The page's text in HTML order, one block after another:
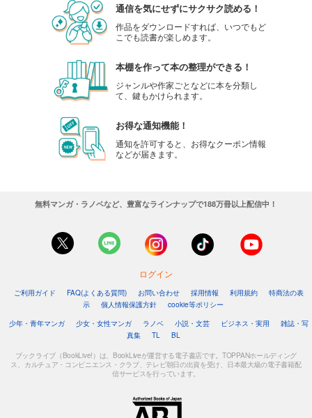
通信を気にせずにサクサク読める！
作品をダウンロードすれば、いつでもど
こでも読書が楽しめます。
本棚を作って本の整理ができる！
ジャンルや作家ごとなどに本を分類し
て、鍵もかけられます。
お得な通知機能！
通知を許可すると、お得なクーポン情報
などが届きます。
無料マンガ・ラノベなど、豊富なラインナップで188万冊以上配信中！
ログイン
ご利用ガイド FAQ(よくある質問) お問い合わせ 採用情報 利用規約
特商法の表
示
個人情報保護方針
cookie等ポリシー
少年・青年マンガ
少女・女性マンガ ラノベ 小説・文芸 ビジネス・実用
雑誌・写
真集
TL BL
ブックライブ（BookLive!）は、BookLiveが運営する電子書店です。TOPPANホールディング
ス、カルチュア・コンビニエンス・クラブ、テレビ朝日の出資を受け、日本最大級の電子書籍配
信サービスを行っています。